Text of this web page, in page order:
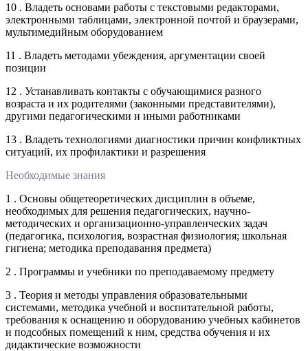
10 . Владеть основами работы с текстовыми редакторами,
электронными таблицами, электронной почтой и браузерами,
мультимедийным оборудованием
11 . Владеть методами убеждения, аргументации своей
позиции
12 . Устанавливать контакты с обучающимися разного
возраста и их родителями (законными представителями),
другими педагогическими и иными работниками
13 . Владеть технологиями диагностики причин конфликтных
ситуаций, их профилактики и разрешения
Необходимые знания
1 . Основы общетеоретических дисциплин в объеме,
необходимых для решения педагогических, научно-
методических и организационно-управленческих задач
(педагогика, психология, возрастная физиология; школьная
гигиена; методика преподавания предмета)
2 . Программы и учебники по преподаваемому предмету
3 . Теория и методы управления образовательными
системами, методика учебной и воспитательной работы,
требования к оснащению и оборудованию учебных кабинетов
и подсобных помещений к ним, средства обучения и их
дидактические возможности